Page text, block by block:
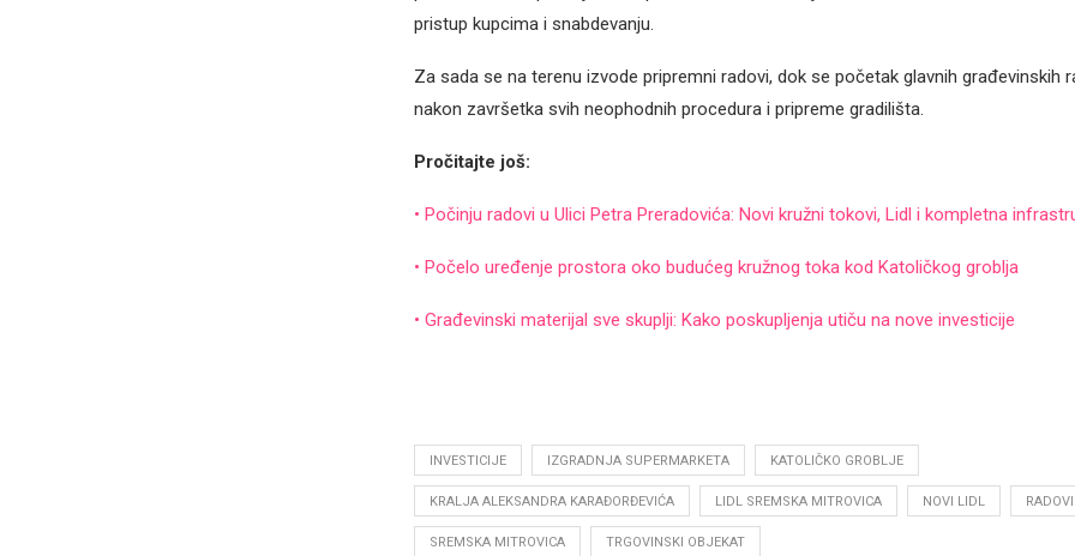
pristup kupcima i snabdevanju.
Za sada se na terenu izvode pripremni radovi, dok se početak glavnih građevinskih
nakon završetka svih neophodnih procedura i pripreme gradilišta.
Pročitajte još:
• Počinju radovi u Ulici Petra Preradovića: Novi kružni tokovi, Lidl i kompletna
• Počelo uređenje prostora oko budućeg kružnog toka kod Katoličkog groblja
• Građevinski materijal sve skuplji: Kako poskupljenja utiču na nove investicije
INVESTICIJE IZGRADNJA SUPERMARKETA KATOLIČKO GROBLJE
KRALJA ALEKSANDRA KARAĐORĐEVIĆA LIDL SREMSKA MITROVICA NOVI LIDL RADOVI
SREMSKA MITROVICA TRGOVINSKI OBJEKAT